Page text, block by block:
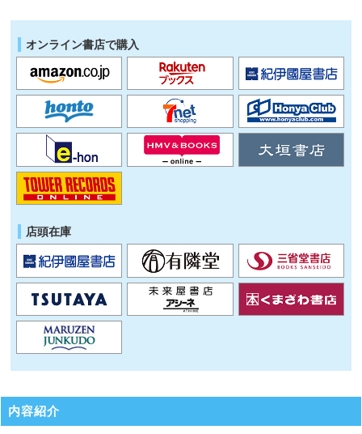
オンライン書店で購入
店頭在庫
内容紹介